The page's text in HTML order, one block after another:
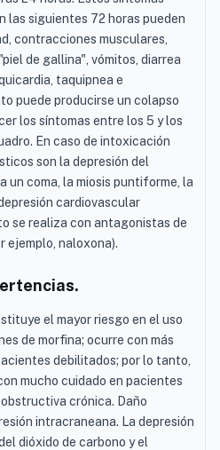
las siguientes 72 horas pueden
contracciones musculares,
de gallina", vómitos, diarrea
taquipnea e
puede producirse un colapso
los síntomas entre los 5 y los
En caso de intoxicación
son la depresión del
un coma, la miosis puntiforme, la
cardiovascular
se realiza con antagonistas de
ejemplo, naloxona).
el mayor riesgo en el uso
de morfina; ocurre con más
debilitados; por lo tanto,
mucho cuidado en pacientes
crónica. Daño
intracraneana. La depresión
dióxido de carbono y el